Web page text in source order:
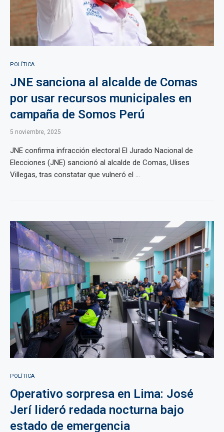
POLÍTICA
JNE sanciona al alcalde de Comas
por usar recursos municipales en
campaña de Somos Perú
5 noviembre, 2025
JNE confirma infracción electoral El Jurado Nacional de
Elecciones (JNE) sancionó al alcalde de Comas, Ulises
Villegas, tras constatar que vulneró el ...
POLÍTICA
Operativo sorpresa en Lima: José
Jerí lideró redada nocturna bajo
estado de emergencia